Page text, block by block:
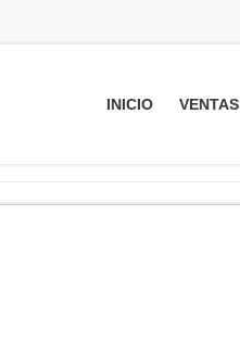
INICIO VENTAS